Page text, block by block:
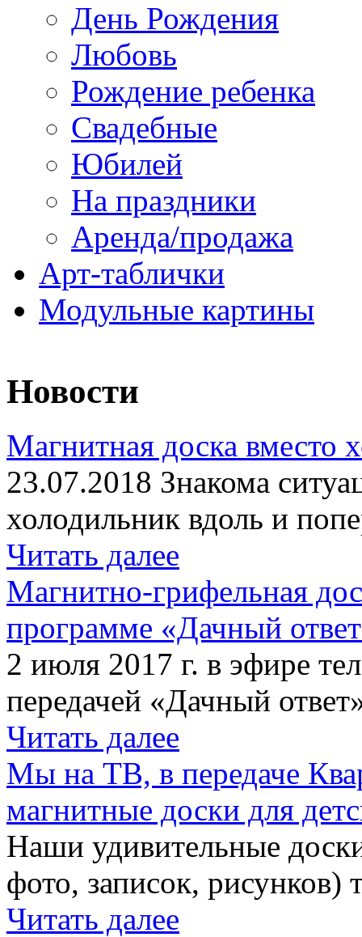
День Рождения
Любовь
Рождение ребенка
Свадебные
Юбилей
На праздники
Аренда/продажа
Арт-таблички
Модульные картины
Новости
Магнитная доска вместо
23.07.2018 Знакома
холодильник вдоль и
Читать далее
Магнитно-грифельная
программе «Дачный
2 июля 2017 г. в эфире
передачей «Дачный
Читать далее
Мы на ТВ, в передаче
магнитные доски для
Наши удивительные
фото, записок,
Читать далее